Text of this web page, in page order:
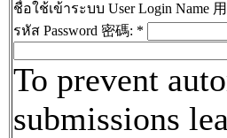
ชื่อใช้เข้าระบบ User Login Name
รหัส Password 密碼: *
To prevent
submissions